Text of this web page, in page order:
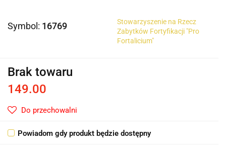
Symbol: 16769
Stowarzyszenie na Rzecz
Zabytków Fortyfikacji "Pro
Fortalicium"
Brak towaru
149.00
Do przechowalni
Powiadom gdy produkt będzie dostępny